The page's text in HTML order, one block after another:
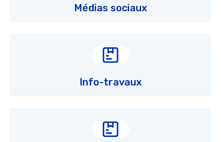
Médias sociaux
Info-travaux